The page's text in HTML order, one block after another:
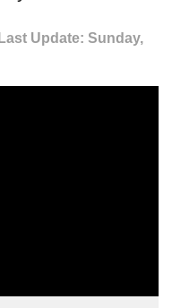
Update: Sunday,